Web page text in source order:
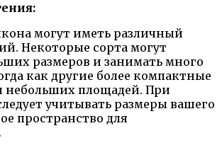
могут иметь различный
Некоторые сорта могут
размеров и занимать много
как другие более компактные
небольших площадей. При
учитывать размеры вашего
пространство для